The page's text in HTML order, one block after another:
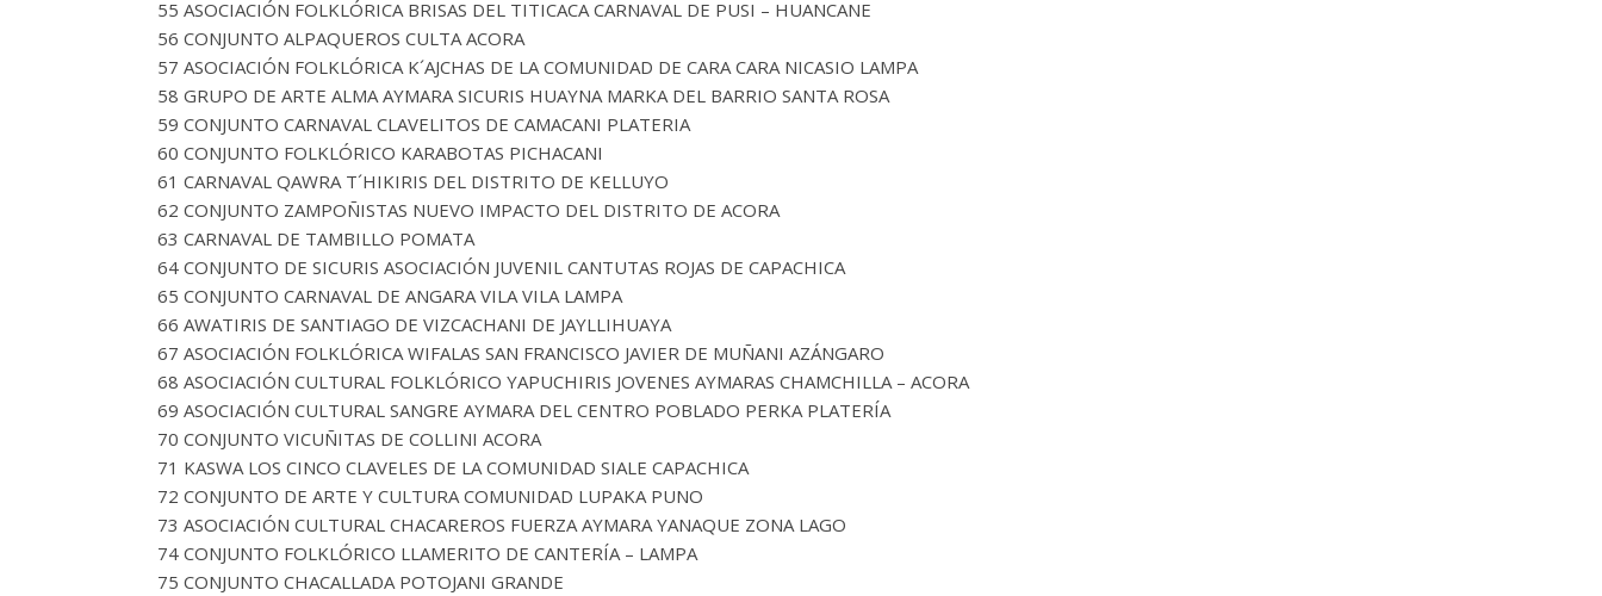
55 ASOCIACIÓN FOLKLÓRICA BRISAS DEL TITICACA CARNAVAL DE PUSI – HUANCANE
56 CONJUNTO ALPAQUEROS CULTA ACORA
57 ASOCIACIÓN FOLKLÓRICA K´AJCHAS DE LA COMUNIDAD DE CARA CARA NICASIO LAMPA
58 GRUPO DE ARTE ALMA AYMARA SICURIS HUAYNA MARKA DEL BARRIO SANTA ROSA
59 CONJUNTO CARNAVAL CLAVELITOS DE CAMACANI PLATERIA
60 CONJUNTO FOLKLÓRICO KARABOTAS PICHACANI
61 CARNAVAL QAWRA T´HIKIRIS DEL DISTRITO DE KELLUYO
62 CONJUNTO ZAMPOÑISTAS NUEVO IMPACTO DEL DISTRITO DE ACORA
63 CARNAVAL DE TAMBILLO POMATA
64 CONJUNTO DE SICURIS ASOCIACIÓN JUVENIL CANTUTAS ROJAS DE CAPACHICA
65 CONJUNTO CARNAVAL DE ANGARA VILA VILA LAMPA
66 AWATIRIS DE SANTIAGO DE VIZCACHANI DE JAYLLIHUAYA
67 ASOCIACIÓN FOLKLÓRICA WIFALAS SAN FRANCISCO JAVIER DE MUÑANI AZÁNGARO
68 ASOCIACIÓN CULTURAL FOLKLÓRICO YAPUCHIRIS JOVENES AYMARAS CHAMCHILLA – ACORA
69 ASOCIACIÓN CULTURAL SANGRE AYMARA DEL CENTRO POBLADO PERKA PLATERÍA
70 CONJUNTO VICUÑITAS DE COLLINI ACORA
71 KASWA LOS CINCO CLAVELES DE LA COMUNIDAD SIALE CAPACHICA
72 CONJUNTO DE ARTE Y CULTURA COMUNIDAD LUPAKA PUNO
73 ASOCIACIÓN CULTURAL CHACAREROS FUERZA AYMARA YANAQUE ZONA LAGO
74 CONJUNTO FOLKLÓRICO LLAMERITO DE CANTERÍA – LAMPA
75 CONJUNTO CHACALLADA POTOJANI GRANDE